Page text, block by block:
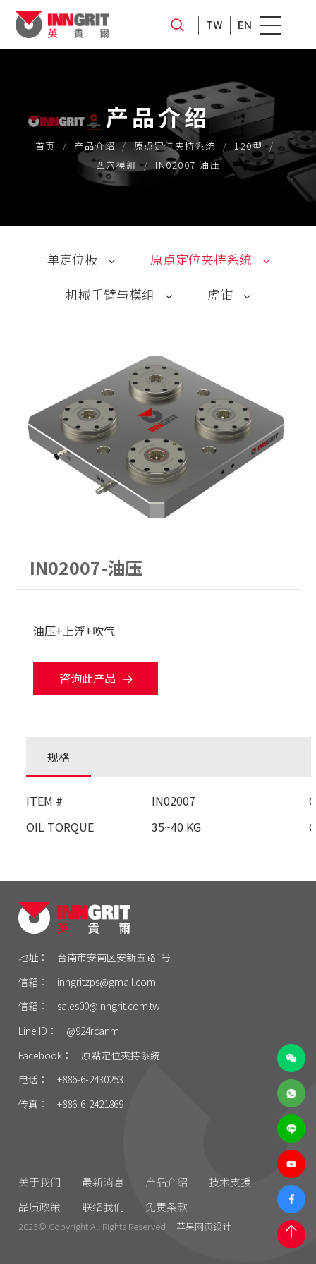
TW EN
产品介绍
首页 产品介绍 原点定位夹持系统
120型
四穴模組
IN02007-油压
单定位板
单定位Ｌ底板
三面锥塔
立柱
原点定位夹持系统
120型
150型
原点定位客制化
机械手臂与模组
30公斤以下
30-60公斤
60-150公斤
机械手臂客制化
虎钳
自动气压虎钳
虎钳配件
IN02007-油压
油压+上浮+吹气
咨询此产品
规格
ITEM # IN02007
OIL TORQUE
35~40 KG
地址：
台南市安南区安新五路1号
信箱：
inngritzps@gmail.com
信箱：
sales00@inngrit.com.tw
Line ID：
@924rcanm
Facebook：
原點定位夾持系統
电话：
+886-6-2430253
传真：
+886-6-2421869
关于我们 最新消息 产品介绍
技术支援
品质政策
联络我们 免责条款
2023© Copyright All Rights Reserved 苹果网页设计